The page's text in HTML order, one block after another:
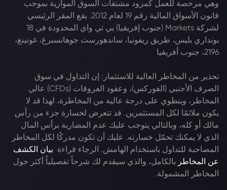
وهي مرخصة للعمل كمزود مشتقات السوق الموازية بموجب
قانون الأسواق المالية رقم 19 لعام 2012. يقع المقر الرئيسي
لشركة Markets (جنوب إفريقيا) بي تي واي المحدودة في 18
بونداري بليس، طريق ريفونيا، ساندهورست جوهانسبرغ، غوتينغ،
2196، جنوب أفريقيا
تحذير من المخاطر العالية للاستثمار: إن التداول في سوق
الصرف الأجنبي (الفوركس)، وعقود الفروقات (CFDs) عالي
المخاطر، وينطوي على درجة عالية من المخاطرة، لهذا قد لا
يكون ملائمًا لكل المستثمرين. قد تتعرض لخسارة جزء من رأس
مالك أو كله، وبالتالي يتوجب عليك عدم المضاربة برأس المال
الذي لا يمكنك تحمّل خسارته. عليك أن تكون مدركًا لكل المخاطر
المصاحبة للتداول باستخدام الهامش. الرجاء قراءة بيان الكشف
عن المخاطر بالكامل، والذي سيقدم لك شرحاً تفصيلياً أكثر حول
المخاطر المشمولة.